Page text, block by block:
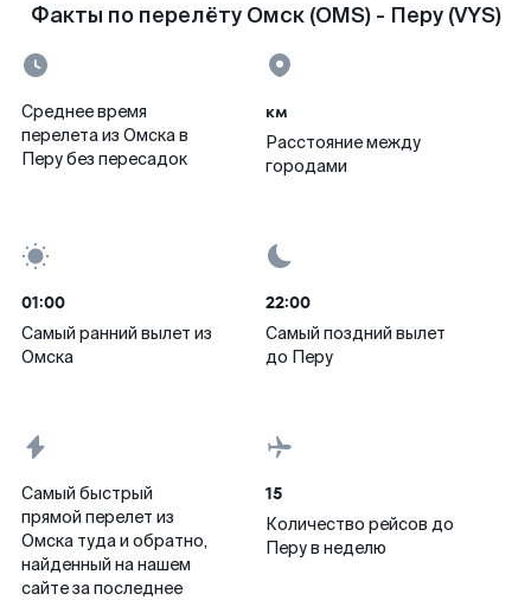
Факты по перелёту Омск (OMS) - Перу (VYS)
Среднее время
перелета из Омска в
Перу без пересадок
км
Расстояние между
городами
01:00
Самый ранний вылет из
Омска
22:00
Самый поздний вылет
до Перу
Самый быстрый
прямой перелет из
Омска туда и обратно,
найденный на нашем
сайте за последнее
15
Количество рейсов до
Перу в неделю